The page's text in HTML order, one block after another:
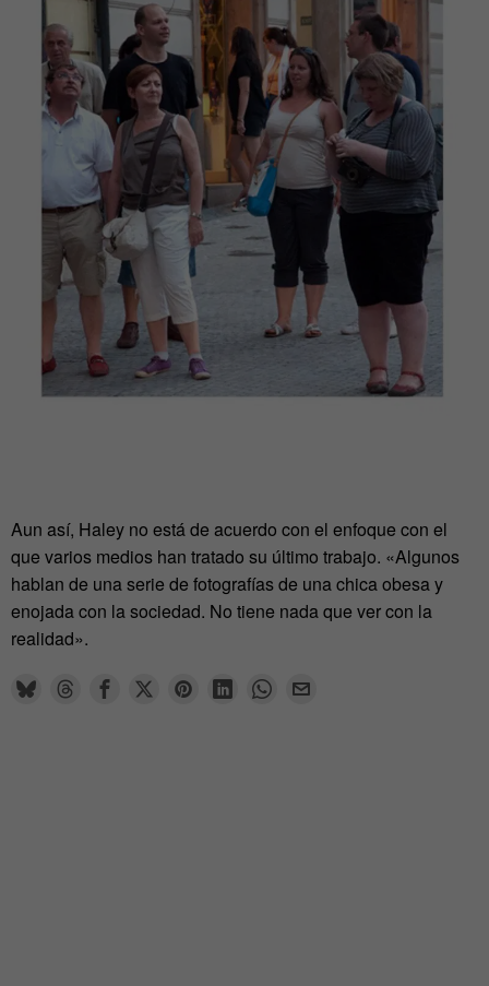
Aun así, Haley no está de acuerdo con el enfoque con el
que varios medios han tratado su último trabajo. «Algunos
hablan de una serie de fotografías de una chica obesa y
enojada con la sociedad. No tiene nada que ver con la
realidad».